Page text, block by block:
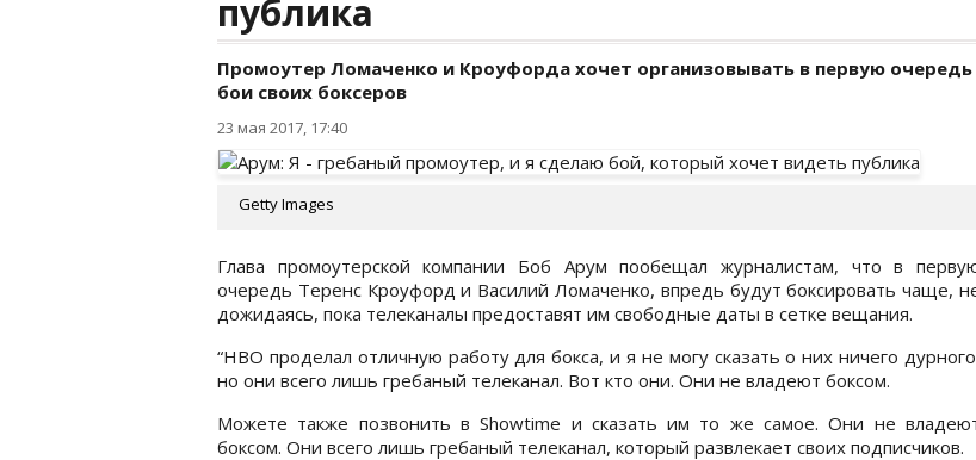
публика
Промоутер Ломаченко и Кроуфорда хочет организовывать в первую очередь
бои своих боксеров
23 мая 2017, 17:40
Getty Images
Глава промоутерской компании Боб Арум пообещал журналистам, что в
очередь Теренс Кроуфорд и Василий Ломаченко, впредь будут боксировать чаще,
дожидаясь, пока телеканалы предоставят им свободные даты в сетке вещания.
“НВО проделал отличную работу для бокса, и я не могу сказать о них ничего
но они всего лишь гребаный телеканал. Вот кто они. Они не владеют боксом.
Можете также позвонить в Showtime и сказать им то же самое. Они не
боксом. Они всего лишь гребаный телеканал, который развлекает своих подписчиков.